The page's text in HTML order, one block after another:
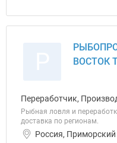
ВОСТОК
Переработчик,
Рыбная ловля и
доставка по регионам.
Россия,